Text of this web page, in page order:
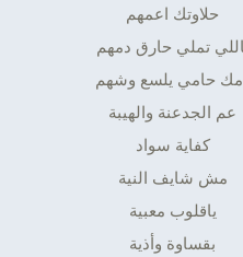
حلاوتك اعمهم
تملي حارق دمهم
حامي يلسع وشهم
عم الجدعنة والهيبة
كفاية سواد
مش شايف النية
ياقلوب معبية
بقساوة وأذية